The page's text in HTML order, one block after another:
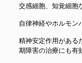
交感細胞、知覚細胞
自律神経やホルモン
精神安定作用がある
期障害の治療にも有